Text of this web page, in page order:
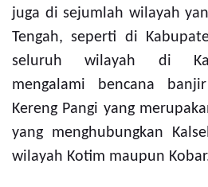
juga di sejumlah wilayah
Tengah, seperti di
seluruh wilayah di
mengalami bencana
Kereng Pangi yang
yang menghubungkan
wilayah Kotim maupun